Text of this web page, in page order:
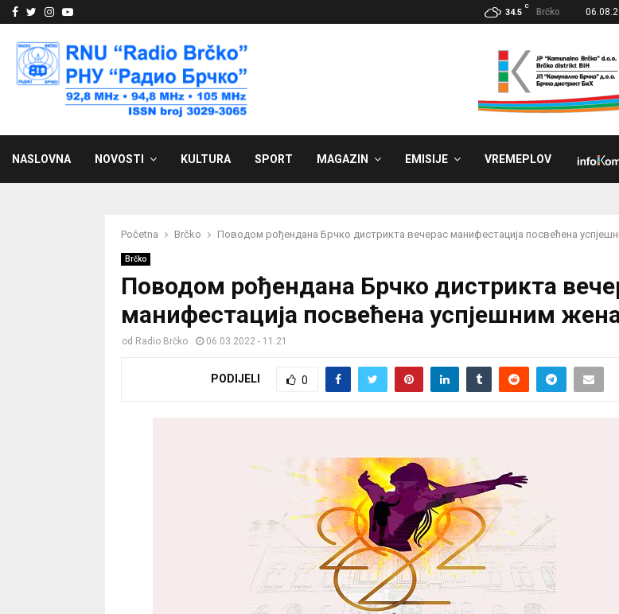
Facebook
Twitter
Instagram
Youtube 34.5
C
Brčko
NASLOVNA NOVOSTI KULTURA SPORT MAGAZIN EMISIJE VREMEPLOV
Početna Brčko Поводом рођендана Брчко дистрикта вечерас манифестација посвећена
Brčko
Поводом рођендана Брчко дистрикта
манифестација посвећена успјешним
od Radio Brčko 06.03.2022 - 11:21
PODIJELI 0